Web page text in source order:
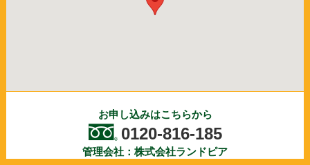
お申し込みはこちらから
0120-816-185
管理会社：株式会社ランドピア
インボイス制度に関するご連絡
メンテナンスに伴うサービスの一時停止について